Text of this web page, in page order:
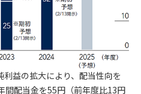
益の拡大により、配当性向を
間配当金を55円（前年度比13円